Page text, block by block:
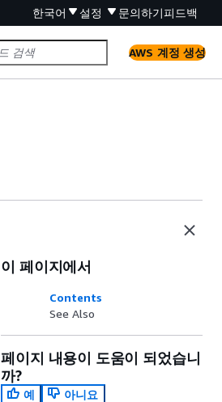
한국어 설정 문의하기피드백
AWS 계정 생성
이 페이지에서
Contents
See Also
페이지 내용이 도움이 되었습니
까?
예
아니요